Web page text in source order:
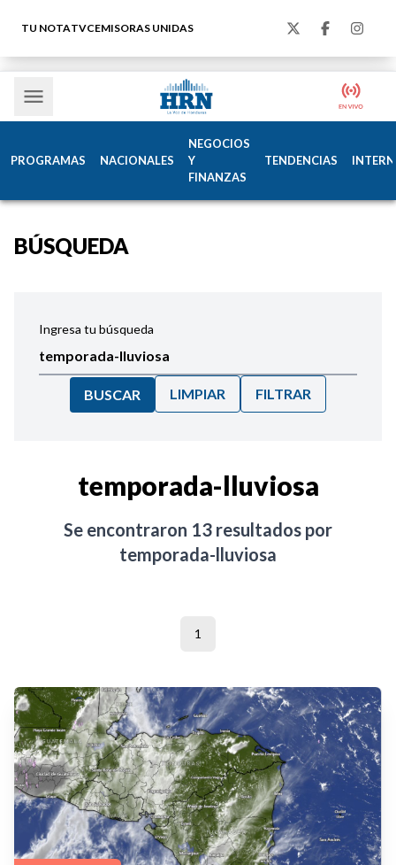
TU NOTATVCEMISORAS UNIDAS
PROGRAMAS NACIONALES
NEGOCIOS
Y
FINANZAS
TENDENCIAS
BÚSQUEDA
Ingresa tu búsqueda
BUSCAR LIMPIAR FILTRAR
temporada-lluviosa
Se encontraron 13 resultados por
temporada-lluviosa
1